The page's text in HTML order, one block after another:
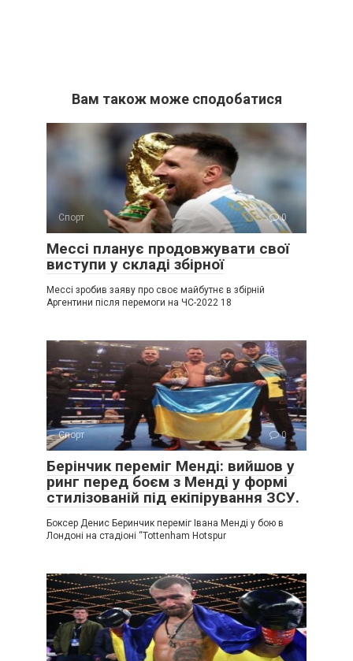
Вам також може сподобатися
Спорт 0
Мессі планує продовжувати свої
виступи у складі збірної
Мессі зробив заяву про своє майбутнє в збірній
Аргентини після перемоги на ЧС-2022 18
Спорт 0
Берінчик переміг Менді: вийшов у
ринг перед боєм з Менді у формі
стилізованій під екіпірування ЗСУ.
Боксер Денис Беринчик переміг Івана Менді у бою в
Лондоні на стадіоні “Tottenham Hotspur